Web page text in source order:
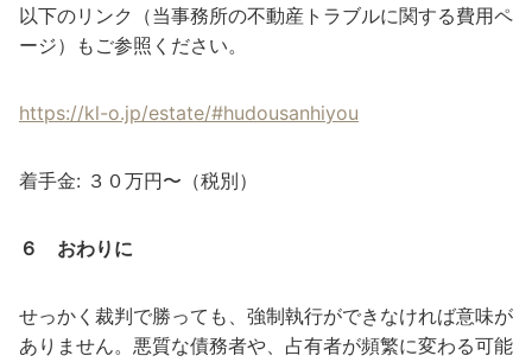
以下のリンク（当事務所の不動産トラブルに関する費用ペ
ージ）もご参照ください。
https://kl-o.jp/estate/#hudousanhiyou
着手金: ３０万円〜（税別）
６ おわりに
せっかく裁判で勝っても、強制執行ができなければ意味が
ありません。悪質な債務者や、占有者が頻繁に変わる可能